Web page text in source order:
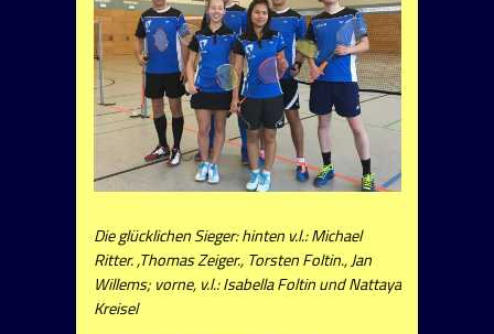
Die glücklichen Sieger: hinten v.l.: Michael
Ritter. ,Thomas Zeiger., Torsten Foltin., Jan
Willems; vorne, v.l.: Isabella Foltin und Nattaya
Kreisel